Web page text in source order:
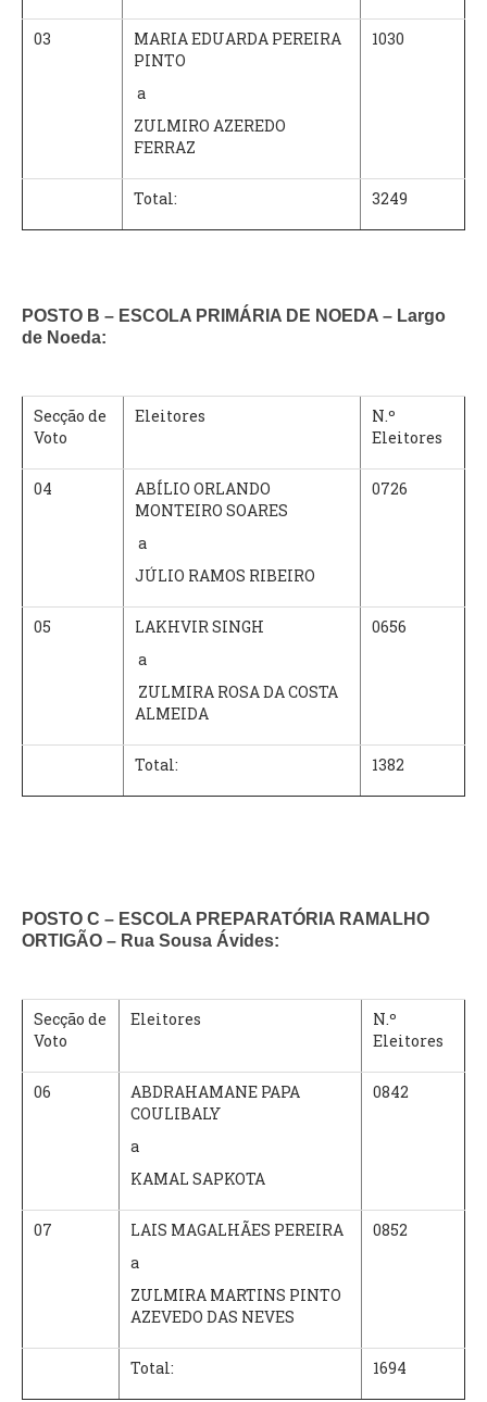
03
MARIA EDUARDA PEREIRA
PINTO
a
ZULMIRO AZEREDO
FERRAZ
1030
Total: 3249
POSTO B – ESCOLA PRIMÁRIA DE NOEDA – Largo
de Noeda:
Secção de
Voto
Eleitores
N.º
Eleitores
04
ABÍLIO ORLANDO
MONTEIRO SOARES
a
JÚLIO RAMOS RIBEIRO
0726
05
LAKHVIR SINGH
a
ZULMIRA ROSA DA COSTA
ALMEIDA
0656
Total: 1382
POSTO C – ESCOLA PREPARATÓRIA RAMALHO
ORTIGÃO – Rua Sousa Ávides:
Secção de
Voto
Eleitores
N.º
Eleitores
06
ABDRAHAMANE PAPA
COULIBALY
a
KAMAL SAPKOTA
0842
07
LAIS MAGALHÃES PEREIRA
a
ZULMIRA MARTINS PINTO
AZEVEDO DAS NEVES
0852
Total: 1694